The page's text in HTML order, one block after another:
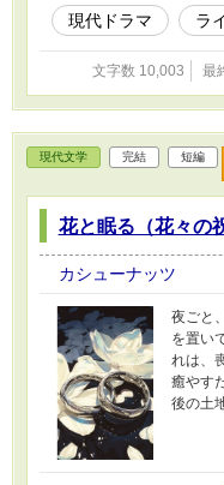
現代ドラマ ラ
文字数 10,003 最
現代文学 完結 短編
花と眠る（花々の
カシューナッツ
夜ごと
を置い
れは、
癒やす
後の土